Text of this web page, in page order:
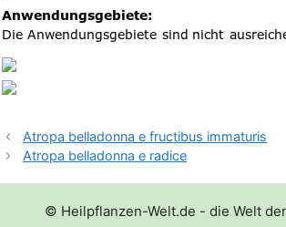
Atropa belladonna e fructibus immaturis
Atropa belladonna e radice
© Heilpflanzen-Welt.de - die Welt